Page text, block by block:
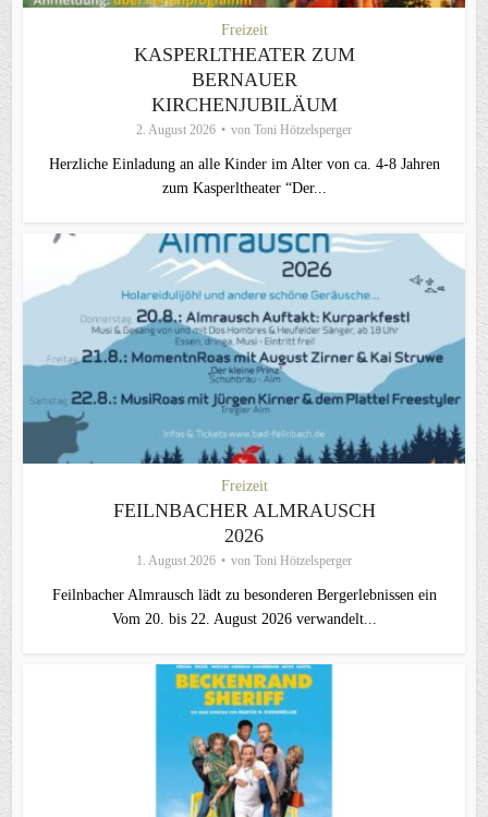
Freizeit
KASPERLTHEATER ZUM
BERNAUER
KIRCHENJUBILÄUM
2. August 2026 von Toni Hötzelsperger
Herzliche Einladung an alle Kinder im Alter von ca. 4-8 Jahren
zum Kasperltheater “Der...
Freizeit
FEILNBACHER ALMRAUSCH
2026
1. August 2026 von Toni Hötzelsperger
Feilnbacher Almrausch lädt zu besonderen Bergerlebnissen ein
Vom 20. bis 22. August 2026 verwandelt...